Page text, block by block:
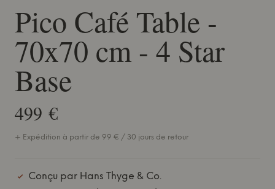
Pico Café Table -
70x70 cm - 4 Star
Base
499 €
+ Expédition à partir de 99 € / 30 jours de retour
Conçu par Hans Thyge & Co.